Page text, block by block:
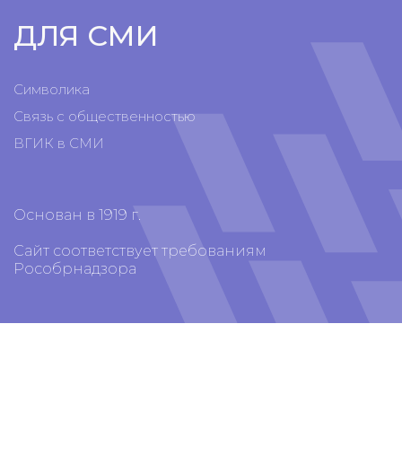
ДЛЯ СМИ
Символика
Связь с общественностью
ВГИК в СМИ
Основан в 1919 г.
Сайт соответствует требованиям
Рособрнадзора